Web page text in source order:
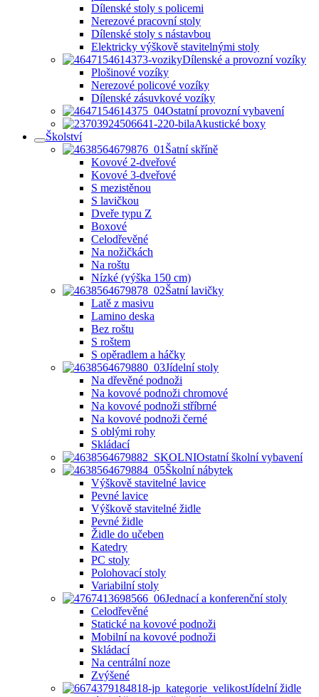
Dílenské stoly s policemi
Nerezové pracovní stoly
Dílenské stoly s nástavbou
Elektricky výškově stavitelnými stoly
Dílenské a provozní vozíky
Plošinové vozíky
Nerezové policové vozíky
Dílenské zásuvkové vozíky
Ostatní provozní vybavení
Akustické boxy
Školství
Šatní skříně
Kovové 2-dveřové
Kovové 3-dveřové
S mezistěnou
S lavičkou
Dveře typu Z
Boxové
Celodřevěné
Na nožičkách
Na roštu
Nízké (výška 150 cm)
Šatní lavičky
Latě z masivu
Lamino deska
Bez roštu
S roštem
S opěradlem a háčky
Jídelní stoly
Na dřevěné podnoži
Na kovové podnoži chromové
Na kovové podnoži stříbrné
Na kovové podnoži černé
S oblými rohy
Skládací
Ostatní školní vybavení
Školní nábytek
Výškově stavitelné lavice
Pevné lavice
Výškově stavitelné židle
Pevné židle
Židle do učeben
Katedry
PC stoly
Polohovací stoly
Variabilní stoly
Jednací a konferenční stoly
Celodřevěné
Statické na kovové podnoži
Mobilní na kovové podnoži
Skládací
Na centrální noze
Zvýšené
Jídelní židle